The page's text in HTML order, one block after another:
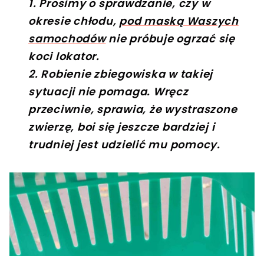
1. Prosimy o sprawdzanie, czy w
okresie chłodu, pod maską Waszych
samochodównie próbuje ogrzać się
koci lokator.
2. Robienie zbiegowiska w takiej
sytuacji nie pomaga. Wręcz
przeciwnie, sprawia, że wystraszone
zwierzę, boi się jeszcze bardziej i
trudniej jest udzielić mu pomocy.